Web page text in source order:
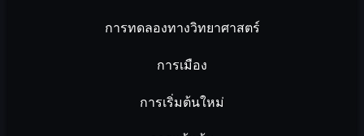
การทดลองทางวิทยาศาสตร์
การเมือง
การเริ่มต้นใหม่